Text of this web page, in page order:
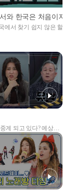
와 한국은 처음이지
에서 찾기 쉽지 않은 할
계 되고 있다? 예상치
나는 불법촬영 범죄!